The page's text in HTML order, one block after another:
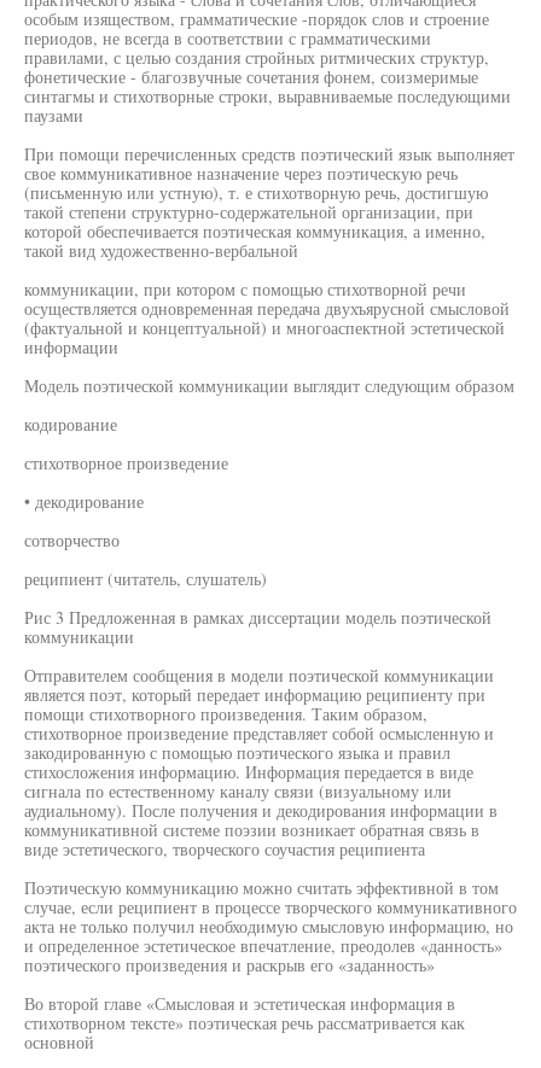
особым изяществом, грамматические -порядок слов и строение
периодов, не всегда в соответствии с грамматическими
правилами, с целью создания стройных ритмических структур,
фонетические - благозвучные сочетания фонем, соизмеримые
синтагмы и стихотворные строки, выравниваемые последующими
паузами
При помощи перечисленных средств поэтический язык выполняет
свое коммуникативное назначение через поэтическую речь
(письменную или устную), т. е стихотворную речь, достигшую
такой степени структурно-содержательной организации, при
которой обеспечивается поэтическая коммуникация, а именно,
такой вид художественно-вербальной
коммуникации, при котором с помощью стихотворной речи
осуществляется одновременная передача двухъярусной смысловой
(фактуальной и концептуальной) и многоаспектной эстетической
информации
Модель поэтической коммуникации выглядит следующим образом
кодирование
стихотворное произведение
• декодирование
сотворчество
реципиент (читатель, слушатель)
Рис 3 Предложенная в рамках диссертации модель поэтической
коммуникации
Отправителем сообщения в модели поэтической коммуникации
является поэт, который передает информацию реципиенту при
помощи стихотворного произведения. Таким образом,
стихотворное произведение представляет собой осмысленную и
закодированную с помощью поэтического языка и правил
стихосложения информацию. Информация передается в виде
сигнала по естественному каналу связи (визуальному или
аудиальному). После получения и декодирования информации в
коммуникативной системе поэзии возникает обратная связь в
виде эстетического, творческого соучастия реципиента
Поэтическую коммуникацию можно считать эффективной в том
случае, если реципиент в процессе творческого коммуникативного
акта не только получил необходимую смысловую информацию, но
и определенное эстетическое впечатление, преодолев «данность»
поэтического произведения и раскрыв его «заданность»
Во второй главе «Смысловая и эстетическая информация в
стихотворном тексте» поэтическая речь рассматривается как
основной